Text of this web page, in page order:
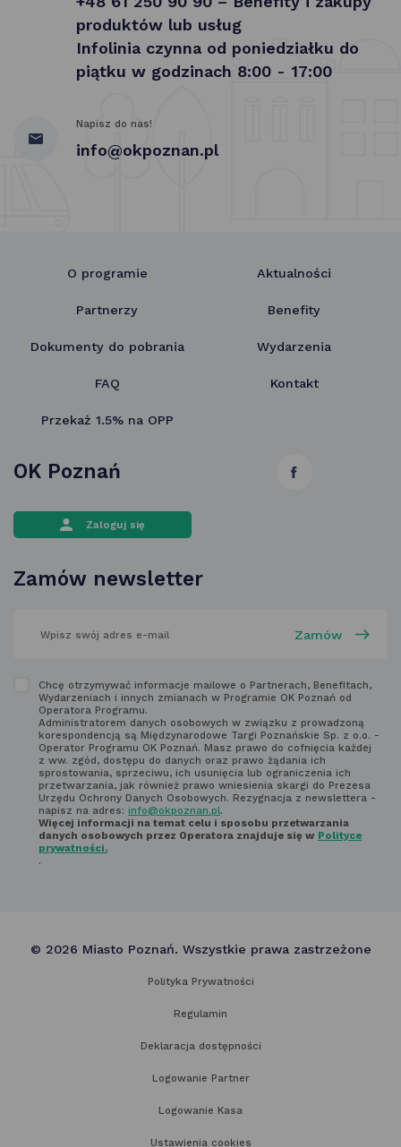
produktów lub usług
Infolinia czynna od poniedziałku do
piątku w godzinach 8:00 - 17:00
Napisz do nas!
info@okpoznan.pl
O programie Aktualności
Partnerzy Benefity
Dokumenty do pobrania Wydarzenia
FAQ Kontakt
Przekaż 1.5% na OPP
link
OK Poznań
Zaloguj się
Zamów newsletter
poniżej
Zapoznaj
z regulaminem
newsletter'a
Chcę otrzymywać informacje mailowe o Partnerach, Benefitach,
Wydarzeniach i innych zmianach w Programie OK Poznań od
Operatora Programu.
Administratorem danych osobowych w związku z prowadzoną
korespondencją są Międzynarodowe Targi Poznańskie Sp. z o.o. -
Operator Programu OK Poznań. Masz prawo do cofnięcia każdej
z ww. zgód, dostępu do danych oraz prawo żądania ich
sprostowania, sprzeciwu, ich usunięcia lub ograniczenia ich
przetwarzania, jak również prawo wniesienia skargi do Prezesa
Urzędu Ochrony Danych Osobowych. Rezygnacja z newslettera -
napisz na adres: info@okpoznan.pl.
Więcej informacji na temat celu i sposobu przetwarzania
danych osobowych przez Operatora znajduje się w Polityce
prywatności.
.
© 2026 Miasto Poznań. Wszystkie prawa zastrzeżone
Polityka Prywatności
Regulamin
Deklaracja dostępności
Logowanie Partner
Logowanie Kasa
Ustawienia cookies